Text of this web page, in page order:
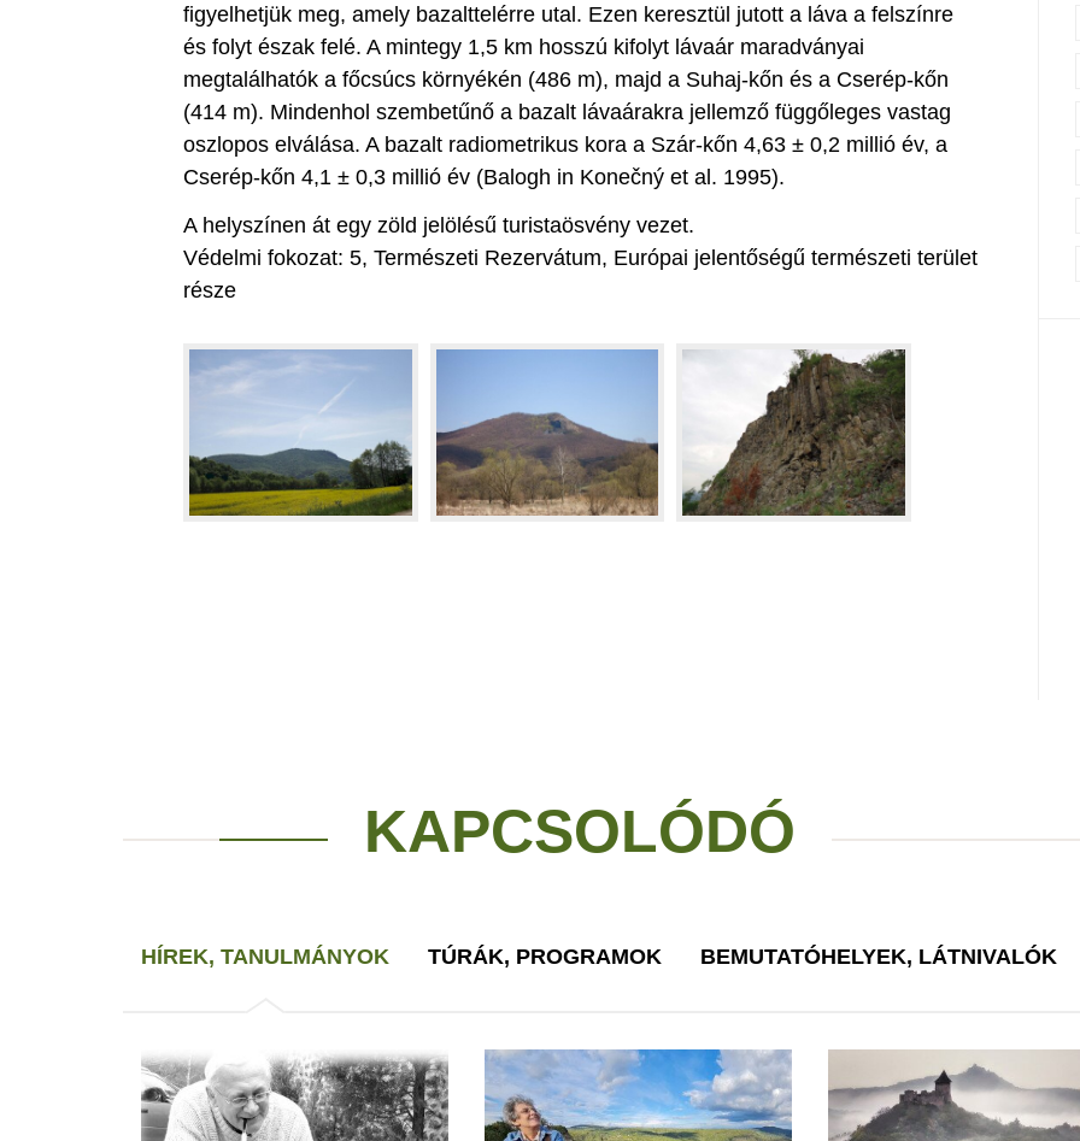
figyelhetjük meg, amely bazalttelérre utal. Ezen keresztül jutott a láva a felszínre
és folyt észak felé. A mintegy 1,5 km hosszú kifolyt lávaár maradványai
megtalálhatók a főcsúcs környékén (486 m), majd a Suhaj-kőn és a Cserép-kőn
(414 m). Mindenhol szembetűnő a bazalt lávaárakra jellemző függőleges vastag
oszlopos elválása. A bazalt radiometrikus kora a Szár-kőn 4,63 ± 0,2 millió év, a
Cserép-kőn 4,1 ± 0,3 millió év (Balogh in Konečný et al. 1995).
A helyszínen át egy zöld jelölésű turistaösvény vezet.
Védelmi fokozat: 5, Természeti Rezervátum, Európai jelentőségű természeti terület
része
KAPCSOLÓDÓ
HÍREK, TANULMÁNYOK TÚRÁK, PROGRAMOK BEMUTATÓHELYEK, LÁTNIVALÓK